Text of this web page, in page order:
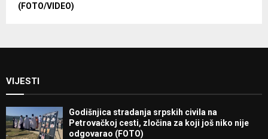
(FOTO/VIDEO)
VIJESTI
Godišnjica stradanja srpskih civila na
Petrovačkoj cesti, zločina za koji još niko nije
odgovarao (FOTO)